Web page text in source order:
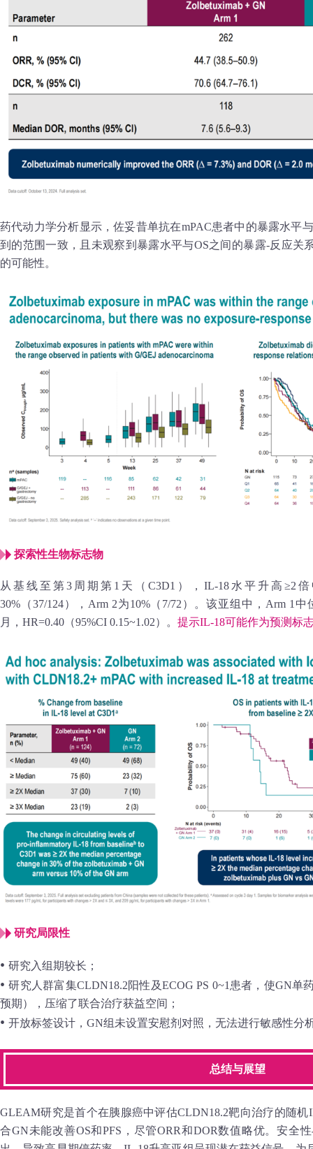
药代动力学分析显示，佐妥昔单抗在mPAC患者中的暴露水平
到的范围一致，且未观察到暴露水平与OS之间的暴露-反应关
的可能性。
探索性生物标志物
从基线至第3周期第1天（C3D1），IL-18水平升高≥2
30%（37/124），Arm 2为10%（7/72）。该亚组中，Arm 1中
月，HR=0.40（95%CI 0.15~1.02）。 提示IL-18可能作为预测标
研究局限性
• 研究入组期较长；
•研究人群富集CLDN18.2阳性及ECOG PS 0~1患者，使GN单
预期），压缩了联合治疗获益空间；
• 开放标签设计，GN组未设置安慰剂对照，无法进行敏感性分
总结与展望
GLEAM研究是首个在胰腺癌中评估CLDN18.2靶向治疗的随
合GN未能改善OS和PFS，尽管ORR和DOR数值略优。安全